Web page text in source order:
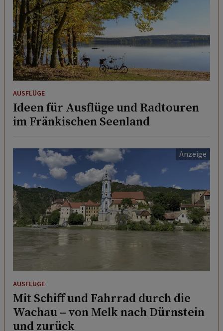
AUSFLÜGE
Ideen für Ausflüge und Radtouren
im Fränkischen Seenland
AUSFLÜGE
Mit Schiff und Fahrrad durch die
Wachau – von Melk nach Dürnstein
und zurück